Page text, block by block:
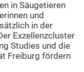
in Säugetieren
und
in der
Exzellenzcluster
Studies und die
Freiburg fördern